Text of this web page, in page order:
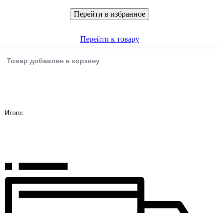
Перейти в избранное
Перейти к товару
Товар добавлен в корзину
Итого: